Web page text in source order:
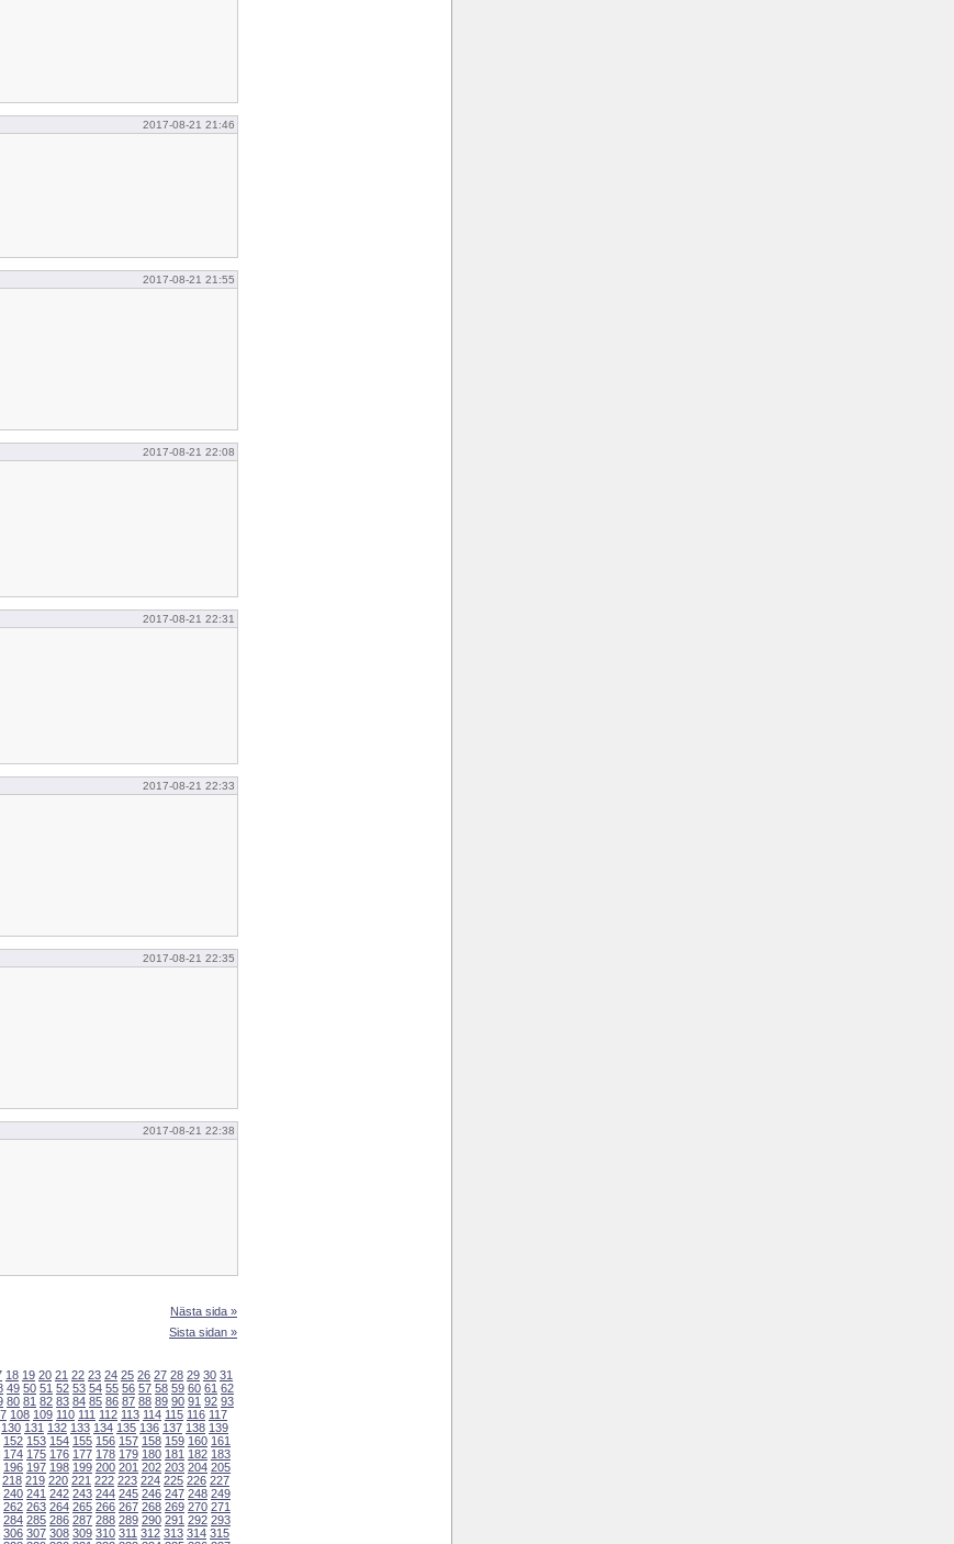
2017-08-21 21:46
2017-08-21 21:55
2017-08-21 22:08
2017-08-21 22:31
2017-08-21 22:33
2017-08-21 22:35
2017-08-21 22:38
Nästa sida »
Sista sidan »
18 19 20 21 22 23 24 25 26 27 28 29 30 31
49 50 51 52 53 54 55 56 57 58 59 60 61 62
80 81 82 83 84 85 86 87 88 89 90 91 92 93
108 109 110 111 112 113 114 115 116 117
130 131 132 133 134 135 136 137 138 139
152 153 154 155 156 157 158 159 160 161
174 175 176 177 178 179 180 181 182 183
196 197 198 199 200 201 202 203 204 205
218 219 220 221 222 223 224 225 226 227
240 241 242 243 244 245 246 247 248 249
262 263 264 265 266 267 268 269 270 271
284 285 286 287 288 289 290 291 292 293
306 307 308 309 310 311 312 313 314 315